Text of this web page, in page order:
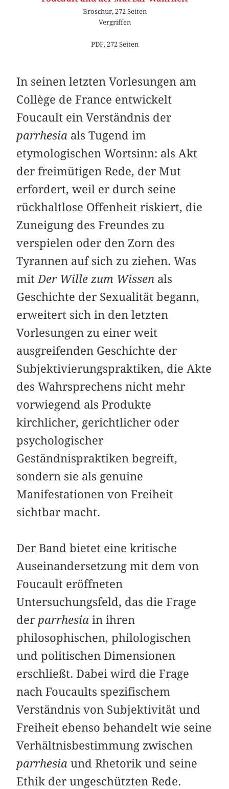
Broschur, 272 Seiten
Vergriffen
PDF, 272 Seiten
In seinen letzten Vorlesungen am
Collège de France entwickelt
Foucault ein Verständnis der
parrhesia als Tugend im
etymologischen Wortsinn: als Akt
der freimütigen Rede, der Mut
erfordert, weil er durch seine
rückhaltlose Offenheit riskiert, die
Zuneigung des Freundes zu
verspielen oder den Zorn des
Tyrannen auf sich zu ziehen. Was
mitDer Wille zum Wissen als
Geschichte der Sexualität begann,
erweitert sich in den letzten
Vorlesungen zu einer weit
ausgreifenden Geschichte der
Subjektivierungspraktiken, die Akte
des Wahrsprechens nicht mehr
vorwiegend als Produkte
kirchlicher, gerichtlicher oder
psychologischer
Geständnispraktiken begreift,
sondern sie als genuine
Manifestationen von Freiheit
sichtbar macht.
Der Band bietet eine kritische
Auseinandersetzung mit dem von
Foucault eröffneten
Untersuchungsfeld, das die Frage
der parrhesia in ihren
philosophischen, philologischen
und politischen Dimensionen
erschließt. Dabei wird die Frage
nach Foucaults spezifischem
Verständnis von Subjektivität und
Freiheit ebenso behandelt wie seine
Verhältnisbestimmung zwischen
parrhesia und Rhetorik und seine
Ethik der ungeschützten Rede.